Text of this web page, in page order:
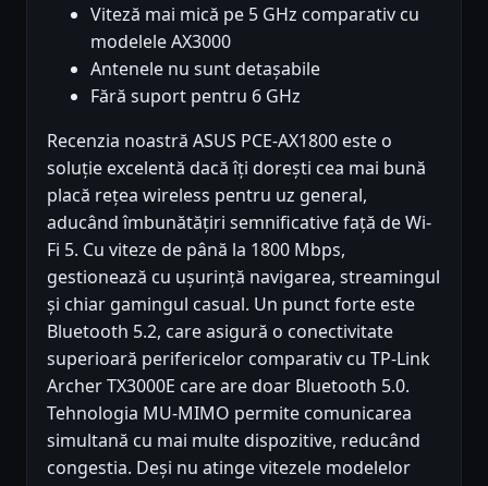
Viteză mai mică pe 5 GHz comparativ cu
modelele AX3000
Antenele nu sunt detașabile
Fără suport pentru 6 GHz
Recenzia noastră ASUS PCE-AX1800 este o
soluție excelentă dacă îți dorești cea mai bună
placă rețea wireless pentru uz general,
aducând îmbunătățiri semnificative față de Wi-
Fi 5. Cu viteze de până la 1800 Mbps,
gestionează cu ușurință navigarea, streamingul
și chiar gamingul casual. Un punct forte este
Bluetooth 5.2, care asigură o conectivitate
superioară perifericelor comparativ cu TP-Link
Archer TX3000E care are doar Bluetooth 5.0.
Tehnologia MU-MIMO permite comunicarea
simultană cu mai multe dispozitive, reducând
congestia. Deși nu atinge vitezele modelelor